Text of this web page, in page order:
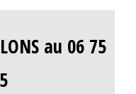
au 06 75